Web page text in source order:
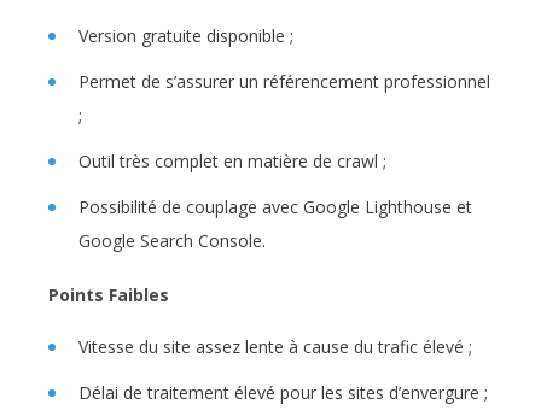
Version gratuite disponible ;
Permet de s’assurer un référencement professionnel
;
Outil très complet en matière de crawl ;
Possibilité de couplage avec Google Lighthouse et
Google Search Console.
Points Faibles
Vitesse du site assez lente à cause du trafic élevé ;
Délai de traitement élevé pour les sites d’envergure ;